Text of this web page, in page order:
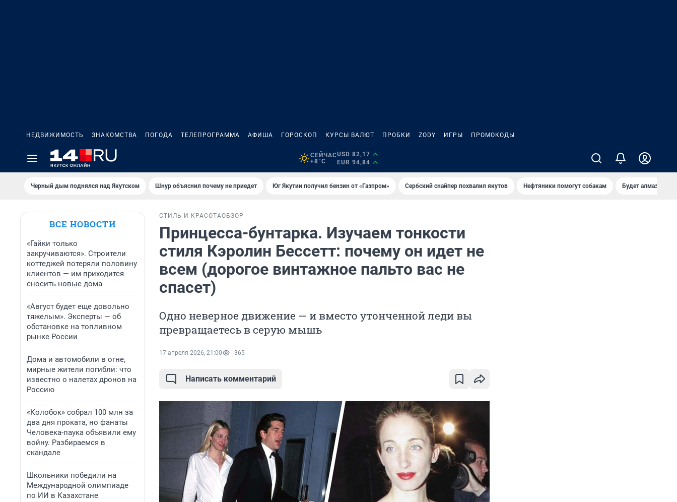
НЕДВИЖИМОСТЬ ЗНАКОМСТВА ПОГОДА ТЕЛЕПРОГРАММА АФИША ГОРОСКОП КУРСЫ ВАЛЮТ ПРОБКИ ZODY ИГРЫ ПРОМОКОДЫ
СЕЙЧАС
+8°C
USD 82,17
EUR 94,84
Черный дым поднялся над Якутском Шнур объяснил почему не приедет Юг Якутии получил бензин от «Газпром» Сербский снайпер похвалил якутов Нефтяники помогут собакам Будет алмазный
ВСЕ НОВОСТИ
«Гайки только
закручиваются». Строители
коттеджей потеряли половину
клиентов — им приходится
сносить новые дома
«Август будет еще довольно
тяжелым». Эксперты — об
обстановке на топливном
рынке России
Дома и автомобили в огне,
мирные жители погибли: что
известно о налетах дронов на
Россию
«Колобок» собрал 100 млн за
два дня проката, но фанаты
Человека-паука объявили ему
войну. Разбираемся в
скандале
Школьники победили на
Международной олимпиаде
по ИИ в Казахстане
СТИЛЬ И КРАСОТАОБЗОР
Принцесса-бунтарка. Изучаем тонкости
стиля Кэролин Бессетт: почему он идет не
всем (дорогое винтажное пальто вас не
спасет)
Одно неверное движение — и вместо утонченной леди вы
превращаетесь в серую мышь
17 апреля 2026, 21:00 365
Написать комментарий